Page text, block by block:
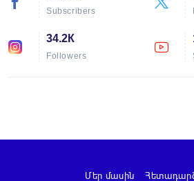
Subscribers
34.2К
Followers
Մեր մասին